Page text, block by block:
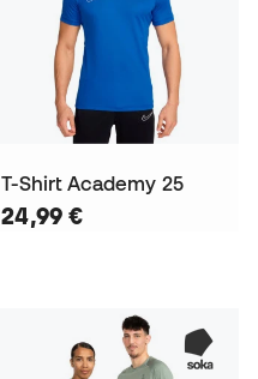
T-Shirt Academy 25
24,99 €